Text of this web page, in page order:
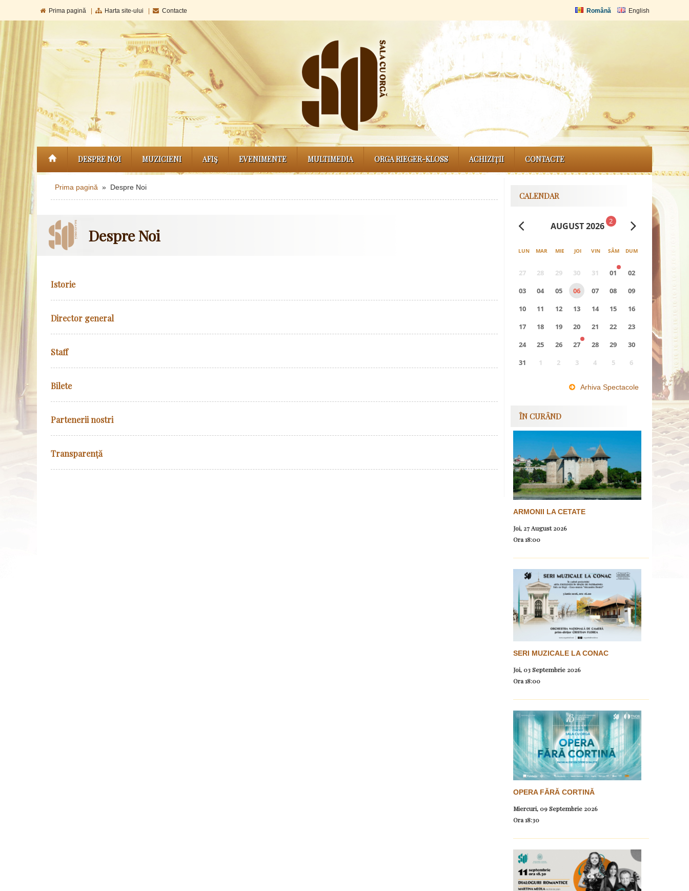
Prima pagină Harta site-ului Contacte Română English
DESPRE NOI MUZICIENI AFIŞ EVENIMENTE MULTIMEDIA ORGA RIEGER-KLOSS ACHIZIȚII CONTACTE
Prima pagină » Despre Noi
Despre Noi
Istorie
Director general
Staff
Bilete
Partenerii nostri
Transparență
CALENDAR
AUGUST 2026 2
LUN MAR MIE JOI VIN SÂM DUM
27 28 29 30 31 01
02
03
04 05 06 07 08
09
10
11 12 13 14 15
16
17
18 19 20 21 22
23
24
25 26 27 28 29
30
31
1 2 3 4 5 6
Arhiva Spectacole
ÎN CURÂND
ARMONII LA CETATE
Joi, 27 August 2026
Ora18:00
SERI MUZICALE LA CONAC
Joi, 03 Septembrie 2026
Ora18:00
OPERA FĂRĂ CORTINĂ
Miercuri, 09 Septembrie 2026
Ora18:30